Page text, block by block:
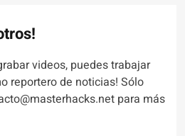
videos, puedes trabajar
reportero de noticias! Sólo
para más